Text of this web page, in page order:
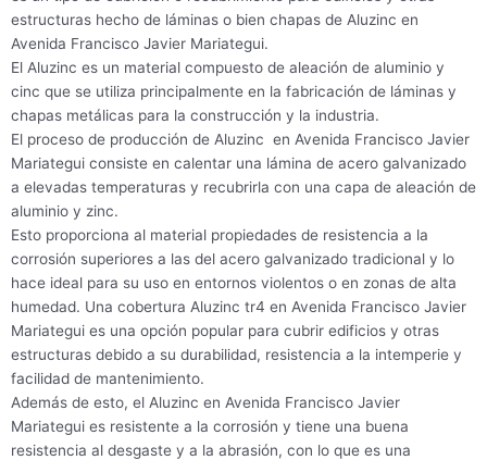
estructuras hecho de láminas o bien chapas de Aluzinc en
Avenida Francisco Javier Mariategui.
El Aluzinc es un material compuesto de aleación de aluminio y
cinc que se utiliza principalmente en la fabricación de láminas y
chapas metálicas para la construcción y la industria.
El proceso de producción de Aluzinc en Avenida Francisco Javier
Mariategui consiste en calentar una lámina de acero galvanizado
a elevadas temperaturas y recubrirla con una capa de aleación de
aluminio y zinc.
Esto proporciona al material propiedades de resistencia a la
corrosión superiores a las del acero galvanizado tradicional y lo
hace ideal para su uso en entornos violentos o en zonas de alta
humedad. Una cobertura Aluzinc tr4 en Avenida Francisco Javier
Mariategui es una opción popular para cubrir edificios y otras
estructuras debido a su durabilidad, resistencia a la intemperie y
facilidad de mantenimiento.
Además de esto, el Aluzinc en Avenida Francisco Javier
Mariategui es resistente a la corrosión y tiene una buena
resistencia al desgaste y a la abrasión, con lo que es una